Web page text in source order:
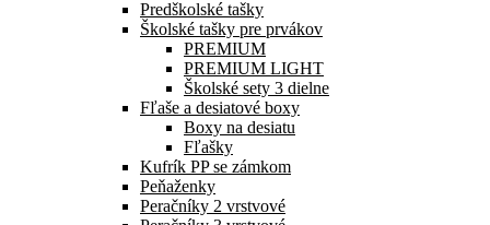
Predškolské tašky
Školské tašky pre prvákov
PREMIUM
PREMIUM LIGHT
Školské sety 3 dielne
Fľaše a desiatové boxy
Boxy na desiatu
Fľašky
Kufrík PP se zámkom
Peňaženky
Peračníky 2 vrstvové